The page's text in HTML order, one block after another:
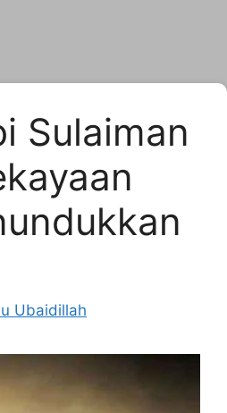
Sulaiman
Ubaidillah